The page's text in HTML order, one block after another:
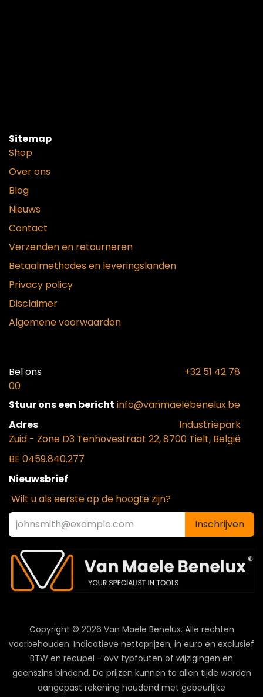
Sitemap
Shop
Over ons
Blog
Nieuws
Contact
Verzenden en retourneren
Betaalmethodes en leveringslanden
Privacy policy
Disclaimer
Algemene voorwaarden
Bel ons​
+32 51 42 78
00
Stuur ons een bericht info@vanmaelebenelux.be
Adr​es
​Industriepark
Zuid - Zone D3 Tenhovestraat 22, 8700 Tielt, België
BE 0459.840.277
Nieuwsbrief
Wilt u als eerste op de hoogte zijn?
Inschrijven
Copyright © 2026 Van Maele Benelux. Alle rechten
voorbehouden. Indicatieve nettoprijzen, in euro en exclusief
BTW en recupel - ovv typfouten of wijzigingen en
geenszins bindend. De prijzen kunnen te allen tijde worden
aangepast rekening houdend met gebeurlijke